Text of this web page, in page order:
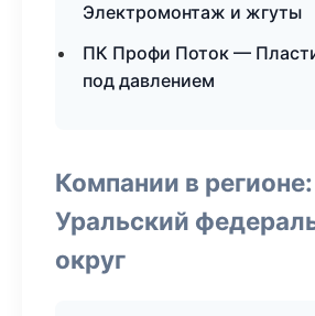
Электромонтаж и жгуты
ПК Профи Поток —
под давлением
Компании в регионе:
Уральский
округ